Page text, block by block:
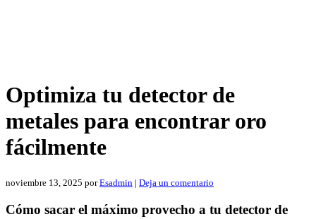
Optimiza tu detector de
metales para encontrar oro
fácilmente
noviembre 13, 2025 porEsadmin | Deja un comentario
Cómo sacar el máximo provecho a tu detector de